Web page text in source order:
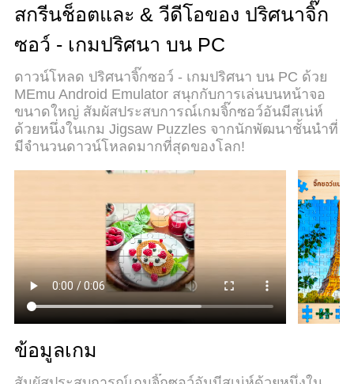
ปริศนา บน PC. เล่นนานแค่ไหนก็ได้, ไม่ต้องชาร์จ
แบตเตอรี่, หรือเจอคนโทรเข้ามาระหว่างเล่น. MEmu
9 เป็นตัวเลือกสำหรับการเล่น ปริศนาจิ๊กซอว์ - เกม
เล่นเกมบางเกมได้เหมือนเล่น ปริศนาจิ๊กซอว์ - เกม
ปริศนา เป็นเกม PC เช่นเล็งด้วยเม้าส์หรือใช้คีย์บอร์ด.
ระบบของเรายังทำให้คุณสามารถเปิดเล่นได้มากกว่า
2 เกมพร้อมๆกันในคอมของคุณ. และที่สำคัญที่สุด,
ระบบโปรแกรมของเราสามารถทำให้คุณใช้ระบบของ
สนุกสนานที่คุณได้จากการเล่นด้วย.
สกรีนช็อตและ & วีดีโอของ ปริศนาจิ๊ก
ซอว์ - เกมปริศนา บน PC
ดาวน์โหลด ปริศนาจิ๊กซอว์ - เกมปริศนา บน PC ด้วย
MEmu Android Emulator สนุกกับการเล่นบนหน้าจอ
ขนาดใหญ่ สัมผัสประสบการณ์เกมจิ๊กซอว์อันมีสเน่ห์
ด้วยหนึ่งในเกม Jigsaw Puzzles จากนักพัฒนาชั้นนำที่
มีจำนวนดาวน์โหลดมากที่สุดของโลก!
ข้อมูลเกม